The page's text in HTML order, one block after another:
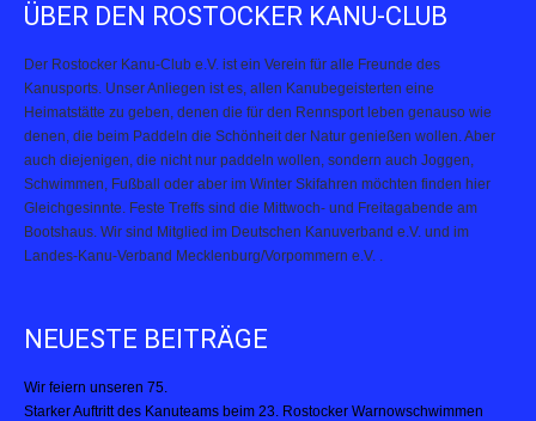
ÜBER DEN ROSTOCKER KANU-CLUB
Der Rostocker Kanu-Club e.V. ist ein Verein für alle Freunde des
Kanusports. Unser Anliegen ist es, allen Kanubegeisterten eine
Heimatstätte zu geben, denen die für den Rennsport leben genauso wie
denen, die beim Paddeln die Schönheit der Natur genießen wollen. Aber
auch diejenigen, die nicht nur paddeln wollen, sondern auch Joggen,
Schwimmen, Fußball oder aber im Winter Skifahren möchten finden hier
Gleichgesinnte. Feste Treffs sind die Mittwoch- und Freitagabende am
Bootshaus. Wir sind Mitglied im Deutschen Kanuverband e.V. und im
Landes-Kanu-Verband Mecklenburg/Vorpommern e.V. .
NEUESTE BEITRÄGE
Wir feiern unseren 75.
Starker Auftritt des Kanuteams beim 23. Rostocker Warnowschwimmen